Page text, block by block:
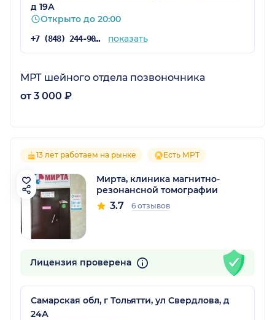
д 19А
Открыто до 20:00
+7 (848) 244-90-03 показать
МРТ шейного отдела позвоночника
от 3 000 ₽
13 лет работаем на рынке Есть МРТ
Мирта, клиника магнитно-
резонансной томографии
3.7 6 отзывов
Лицензия проверена
Самарская обл, г Тольятти, ул Свердлова, д
24А